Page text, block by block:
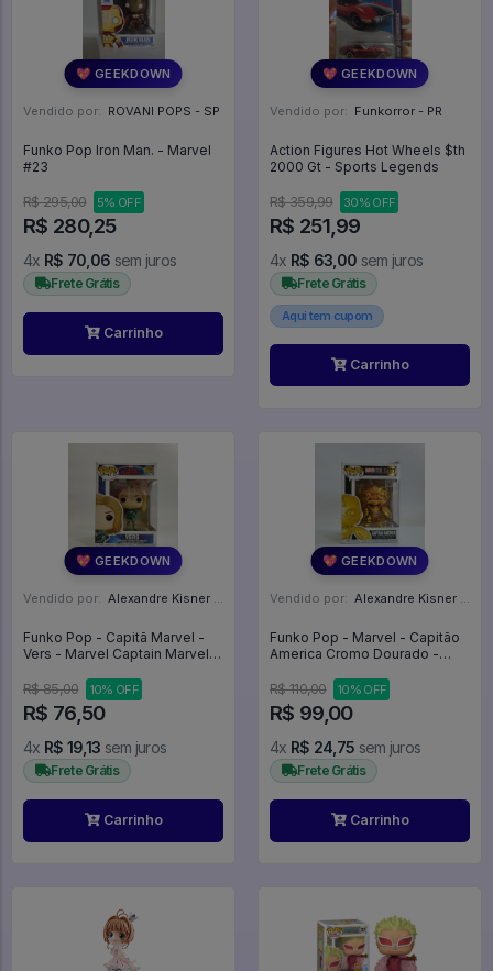
💖 GEEKDOWN
Vendido por: ROVANI POPS - SP
Funko Pop Iron Man. - Marvel
#23
R$ 295,00 5% OFF
R$ 280,25
4x R$ 70,06 sem juros
Frete Grátis
Carrinho
💖 GEEKDOWN
Vendido por: Funkorror - PR
Action Figures Hot Wheels $th
2000 Gt - Sports Legends
R$ 359,99 30% OFF
R$ 251,99
4x R$ 63,00 sem juros
Frete Grátis
Aqui tem cupom
Carrinho
💖 GEEKDOWN
Vendido por: Alexandre Kisner - PR
Funko Pop - Capitã Marvel -
Vers - Marvel Captain Marvel
R$ 85,00
10% OFF
R$ 76,50
4x R$ 19,13 sem juros
Frete Grátis
Carrinho
💖 GEEKDOWN
Vendido por: Alexandre Kisner - PR
Funko Pop - Marvel - Capitão
America Cromo Dourado -
Chrome) - Marvel Studios The
First Ten Years #377
R$ 110,00 10% OFF
R$ 99,00
4x R$ 24,75 sem juros
Frete Grátis
Carrinho